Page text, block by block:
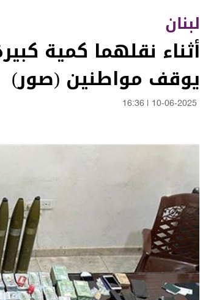
لبنان
أثناء نقلهما كمية
يوقف مواطنين (صور)
10-06-2025
16:36